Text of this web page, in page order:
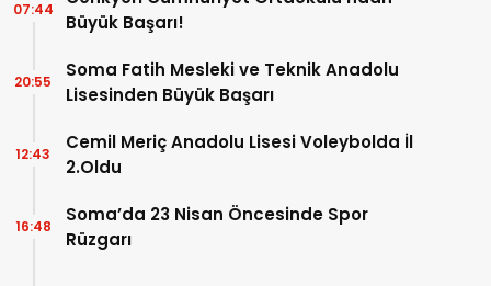
Büyük Başarı!
07:44
Soma Fatih Mesleki ve Teknik Anadolu
Lisesinden Büyük Başarı
20:55
Cemil Meriç Anadolu Lisesi Voleybolda İl
2.Oldu
12:43
Soma’da 23 Nisan Öncesinde Spor
Rüzgarı
16:48